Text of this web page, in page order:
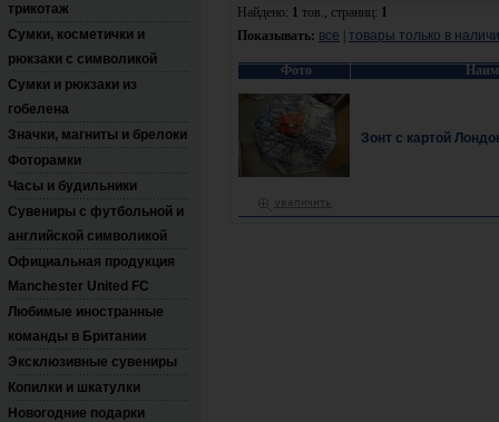
трикотаж
Сумки, косметички и
рюкзаки с символикой
Сумки и рюкзаки из
гобелена
Значки, магниты и брелоки
Фоторамки
Часы и будильники
Сувениры с футбольной и
английской символикой
Официальная продукция
Manchester United FC
Любимые иностранные
команды в Британии
Эксклюзивные сувениры
Копилки и шкатулки
Новогодние подарки
Найдено: 1 тов., страниц: 1
Показывать: все товары только в
Фото
Зонт с картой